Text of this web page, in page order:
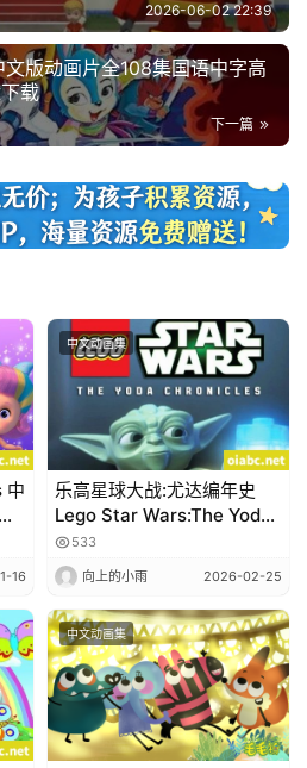
2026-06-02 22:39
版动画片全108集国语中字高
载
下一篇
中
16
中文动画集
乐高星球大战:尤达编年史
Lego Star Wars:The Yoda
Chronicles 中文版全6集高
清1080P
533
向上的小雨 2026-02-25
中文动画集